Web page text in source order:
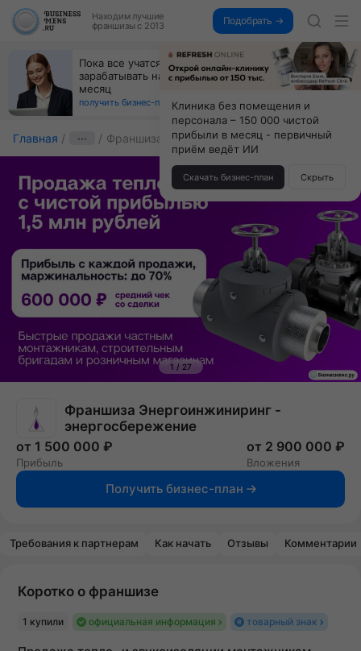
Находим лучшие
франшизы с 2013
Подобрать →
Пока все учатся пользоваться ИИ, вы можете
зарабатывать на их обучении по 500 тыс. каждый
месяц
получить бизнес-план ↓
Главная ··· Франшиза Энергоинжиниринг
1 / 27
Франшиза Энергоинжиниринг -
энергосбережение
от 1 500 000 ₽
Прибыль
от 2 900 000 ₽
Вложения
Получить бизнес-план
Требования к партнерам Как начать Отзывы Комментарии
Коротко о франшизе
1 купили официальная информация товарный знак
Клиника без помещения и
персонала – 150 000 чистой
прибыли в месяц - первичный
приём ведёт ИИ
Скачать бизнес-план Скрыть